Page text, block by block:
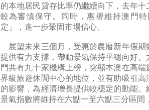
的本地居民貸存比率仍繼續向下，去年
較為審慎保守。同時，惠譽維持澳門
定」，進一步鞏固市場信心。
展望未來三個月，受惠於農曆新年假期
提供有力支撐，帶動景氣保持平穩向好
門共有九十家機構上榜，突顯本澳在高
界級旅遊休閒中心的地位，並有助吸引
的影響，為經濟增長提供較穩定的動能
景氣指數將維持在六點一至六點三分區